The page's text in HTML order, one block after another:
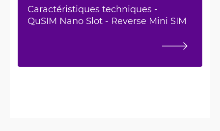
Caractéristiques techniques -
QuSIM Nano Slot - Reverse Mini SIM